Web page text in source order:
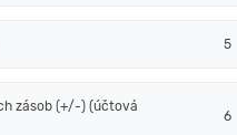
5
zásob (+/-) (účtová
6